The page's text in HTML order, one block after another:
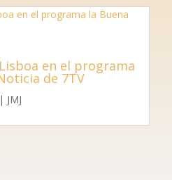
Lisboa en el programa
de 7TV
| JMJ